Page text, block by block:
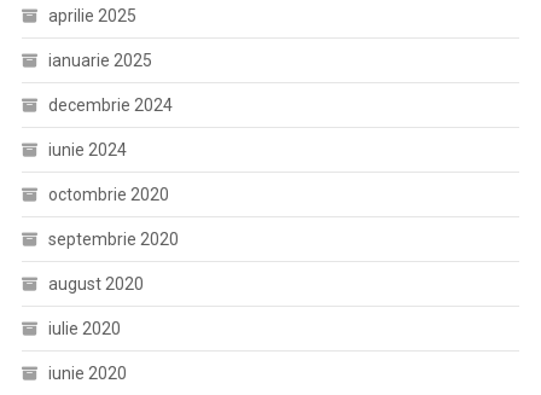
aprilie 2025
ianuarie 2025
decembrie 2024
iunie 2024
octombrie 2020
septembrie 2020
august 2020
iulie 2020
iunie 2020